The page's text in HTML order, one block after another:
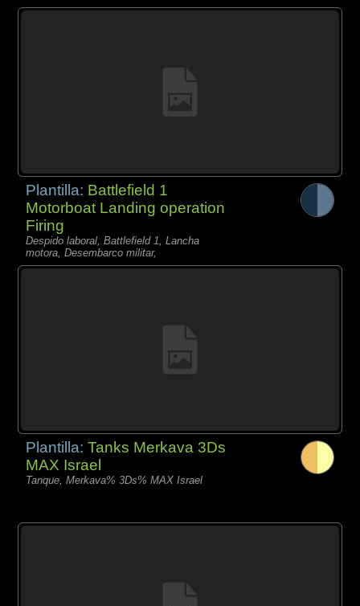
Plantilla: Battlefield 1
Motorboat Landing operation
Firing
Despido laboral, Battlefield 1, Lancha
motora, Desembarco militar,
Plantilla:Tanks Merkava 3Ds
MAX Israel
Tanque, Merkava% 3Ds% MAX Israel